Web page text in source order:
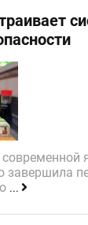
завершила
...